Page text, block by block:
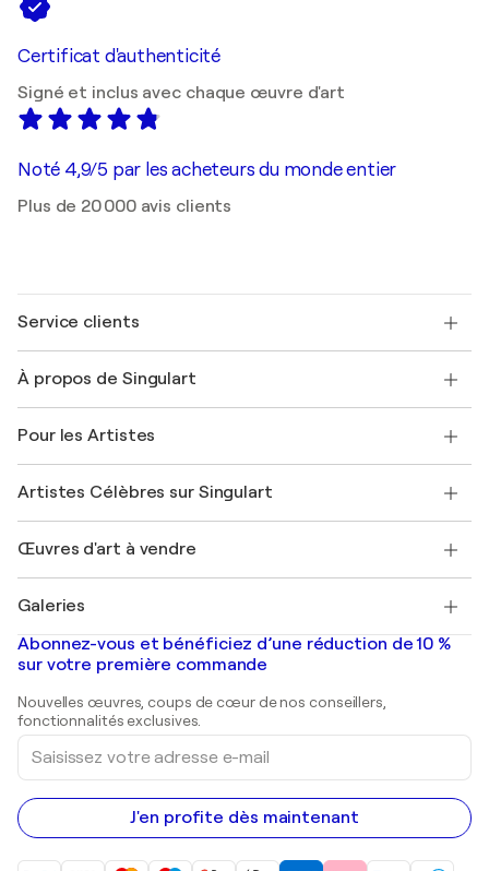
Certificat d'authenticité
Signé et inclus avec chaque œuvre d'art
Noté 4,9/5 par les acheteurs du monde entier
Plus de 20 000 avis clients
Service clients
Expédition
Offrir une carte cadeau
Rejoignez notre programme commercial
Mon compte
+33 1 76 44 06 42
À propos de Singulart
FAQ
Magazine Singulart
Emplois
Découvrez une sélection d'art original
Pour les Artistes
Se connecter en tant qu'Artiste
Artistes Célèbres sur Singulart
Marc Chagall
Banksy
Mr. Brainwash
Shepard Fairey
Œuvres d'art à vendre
Tableaux abstraits à vendre
Peintures de paysage
Estampes
Peintures acryliques
Galeries
Galeries d'art en France
Galeries d'art en Belgique
Abonnez-vous et bénéficiez d’une réduction de 10 %
sur votre première commande
Nouvelles œuvres, coups de cœur de nos conseillers,
fonctionnalités exclusives.
Saisissez
votre
adresse
e-
mail
J'en profite dès maintenant